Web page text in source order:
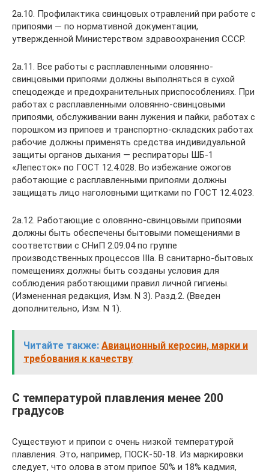
2а.10. Профилактика свинцовых отравлений при работе с
припоями — по нормативной документации,
утвержденной Министерством здравоохранения СССР.
2a.11. Все работы с расплавленными оловянно-
свинцовыми припоями должны выполняться в сухой
спецодежде и предохранительных приспособлениях. При
работах с расплавленными оловянно-свинцовыми
припоями, обслуживании ванн лужения и пайки, работах с
порошком из припоев и транспортно-складских работах
рабочие должны применять средства индивидуальной
защиты органов дыхания — респираторы ШБ-1
«Лепесток» по ГОСТ 12.4.028. Во избежание ожогов
работающие с расплавленными припоями должны
защищать лицо наголовными щитками по ГОСТ 12.4.023.
2а.12. Работающие с оловянно-свинцовыми припоями
должны быть обеспечены бытовыми помещениями в
соответствии с СНиП 2.09.04 по группе
производственных процессов IIIа. В санитарно-бытовых
помещениях должны быть созданы условия для
соблюдения работающими правил личной гигиены.
(Измененная редакция, Изм. N 3). Разд.2. (Введен
дополнительно, Изм. N 1).
Читайте также: Авиационный керосин, марки и
требования к качеству
С температурой плавления менее 200
градусов
Существуют и припои с очень низкой температурой
плавления. Это, например, ПОСК-50-18. Из маркировки
следует, что олова в этом припое 50% и 18% кадмия,